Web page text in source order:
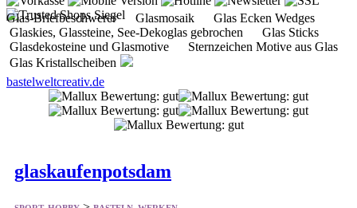
Glas-Briefbeschwerer Glasmosaik Glas Ecken Wedges
Glaskies, Glassteine, See-Dekoglas gebrochen Glas Sticks
Glasdekosteine und Glasmotive Sternzeichen Motive aus Glas
Glas Kristallscheiben
bastelweltcreativ.de
glaskaufenpotsdam